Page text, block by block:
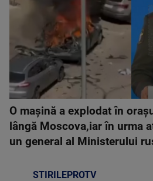
O mașină a explodat în
lângă Moscova,iar în urma
un general al Ministerului
STIRILEPROTV